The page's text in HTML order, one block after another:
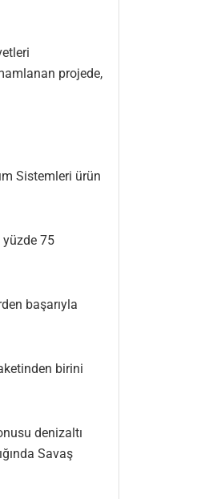
projede,
Sistemleri ürün
yüzde 75
başarıyla
birini
denizaltı
Savaş